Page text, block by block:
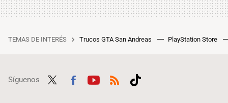
TEMAS DE INTERÉS Trucos GTA San Andreas PlayStation Store
Síguenos